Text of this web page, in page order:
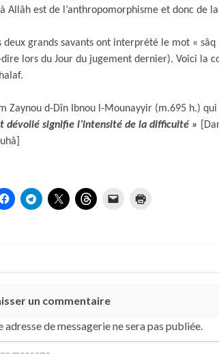
Allâh est de l’anthropomorphisme et donc de
deux grands savants ont interprété le mot «
dire lors du Jour du jugement dernier). Voici la
Zaynou d-Dîn Ibnou l-Mounayyir (m.695 h.)
dévoilé signifie l’intensité de la difficulté »
un commentaire
adresse de messagerie ne sera pas publiée.